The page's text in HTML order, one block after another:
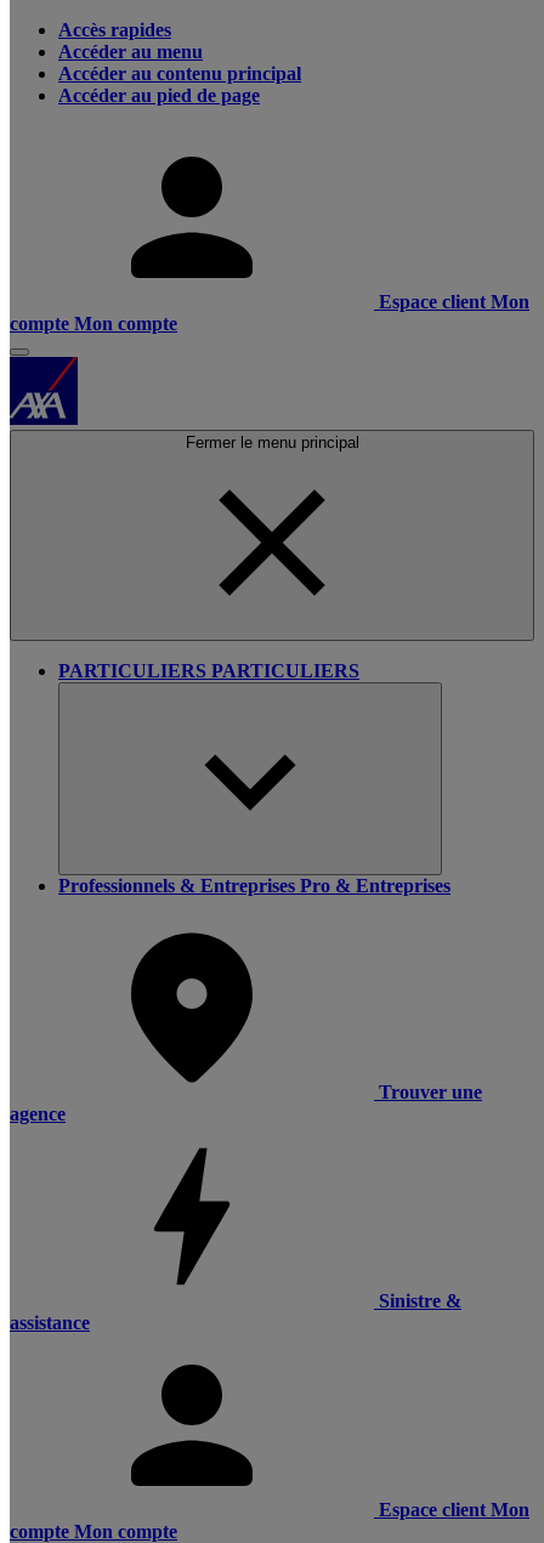
Accès rapides
Accéder au menu
Accéder au contenu principal
Accéder au pied de page
Espace client Mon
compte Mon compte
Fermer le menu principal
PARTICULIERS PARTICULIERS
Professionnels & Entreprises Pro & Entreprises
Trouver une
agence
Sinistre &
assistance
Espace client Mon
compte Mon compte